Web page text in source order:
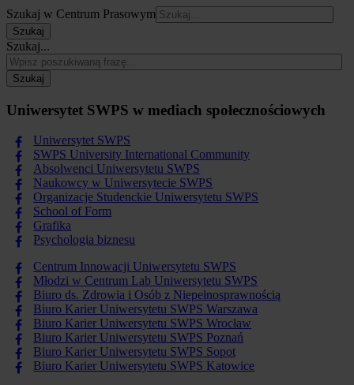
Szukaj w Centrum Prasowym
Szukaj
Szukaj...
Szukaj
Uniwersytet SWPS w mediach społecznościowych
Uniwersytet SWPS
SWPS University International Community
Absolwenci Uniwersytetu SWPS
Naukowcy w Uniwersytecie SWPS
Organizacje Studenckie Uniwersytetu SWPS
School of Form
Grafika
Psychologia biznesu
Centrum Innowacji Uniwersytetu SWPS
Młodzi w Centrum Lab Uniwersytetu SWPS
Biuro ds. Zdrowia i Osób z Niepełnosprawnością
Biuro Karier Uniwersytetu SWPS Warszawa
Biuro Karier Uniwersytetu SWPS Wrocław
Biuro Karier Uniwersytetu SWPS Poznań
Biuro Karier Uniwersytetu SWPS Sopot
Biuro Karier Uniwersytetu SWPS Katowice